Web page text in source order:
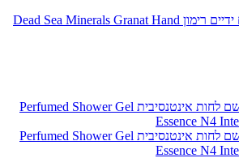
Sea of Life DSD+ קרם ידיים רימון Dead Sea Minerals Granat Hand